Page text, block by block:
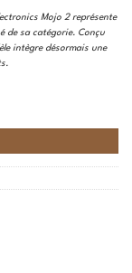
Mojo 2 représente
de sa catégorie. Conçu
intègre désormais une